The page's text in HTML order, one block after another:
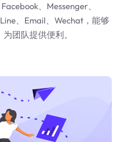
、Messenger、
、Email、Wechat，能够
团队提供便利。